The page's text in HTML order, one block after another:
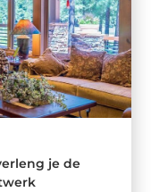
je de